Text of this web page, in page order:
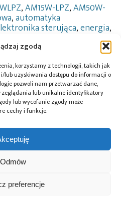
zgodą
korzystamy z technologii, takich jak
lub uzyskiwania dostępu do informacji o
pozwoli nam przetwarzać dane,
lub unikalne identyfikatory
lub wycofanie zgody może
cechy i funkcje.
Odmów
preferencje
,AM15W-LPZ,AM50W-
,automatyka
sterująca,energia,
,
,OZE
I/O?
konwerter RS-